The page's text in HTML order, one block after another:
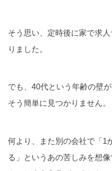
そう思い、定時後に家で求
りました。
でも、40代という年齢の壁
そう簡単に見つかりません。
何より、また別の会社で「1
る」というあの苦しみを想